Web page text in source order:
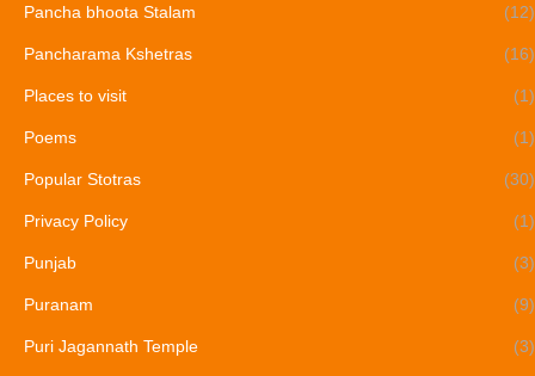
Pancha bhoota Stalam (12)
Pancharama Kshetras (16)
Places to visit (1)
Poems (1)
Popular Stotras (30)
Privacy Policy (1)
Punjab (3)
Puranam (9)
Puri Jagannath Temple (3)